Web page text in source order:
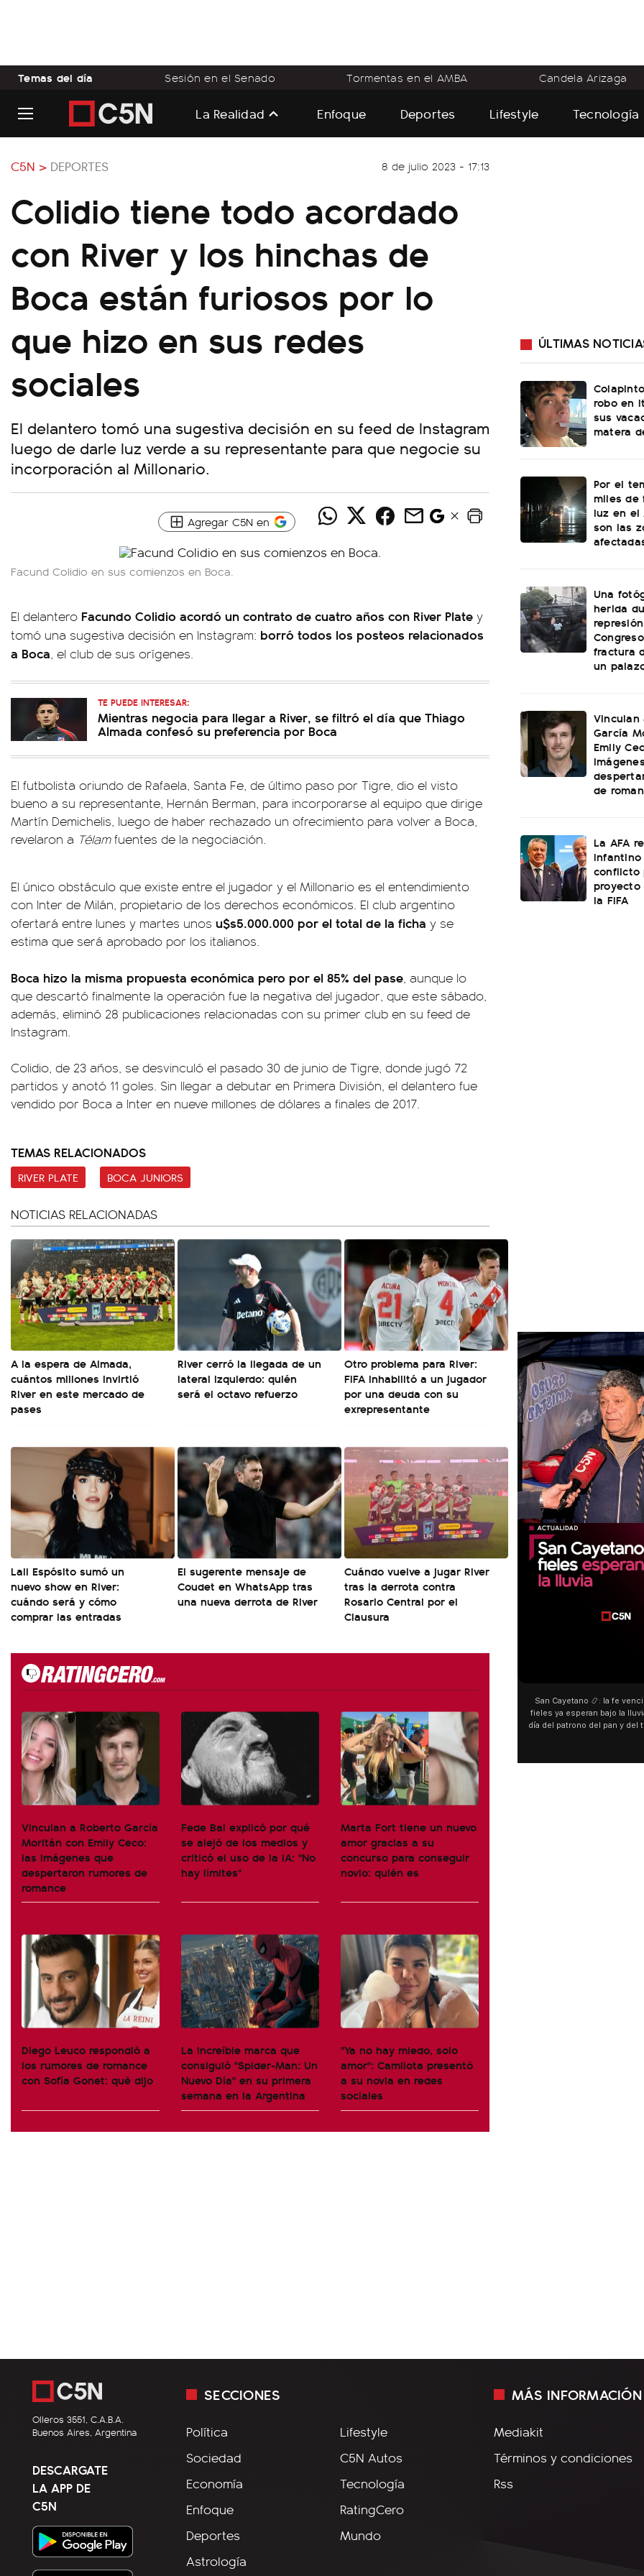
Temas del día Sesión en el Senado Tormentas en el AMBA Candela Arizaga
La Realidad Enfoque Deportes Lifestyle Tecnología
C5N > DEPORTES 8 de julio 2023 - 17:13
Colidio tiene todo acordado
con River y los hinchas de
Boca están furiosos por lo
que hizo en sus redes
sociales
El delantero tomó una sugestiva decisión en su feed de Instagram
luego de darle luz verde a su representante para que negocie su
incorporación al Millonario.
Agregar C5N en
Facund Colidio en sus comienzos en Boca.
El delantero Facundo Colidio acordó un contrato de cuatro años con River Plate y
tomó una sugestiva decisión en Instagram: borró todos los posteos relacionados
a Boca, el club de sus orígenes.
TE PUEDE INTERESAR:
Mientras negocia para llegar a River, se filtró el día que Thiago
Almada confesó su preferencia por Boca
El futbolista oriundo de Rafaela, Santa Fe, de último paso por Tigre, dio el visto
bueno a su representante, Hernán Berman, para incorporarse al equipo que dirige
Martín Demichelis, luego de haber rechazado un ofrecimiento para volver a Boca,
revelaron a Télamfuentes de la negociación.
El único obstáculo que existe entre el jugador y el Millonario es el entendimiento
con Inter de Milán, propietario de los derechos económicos. El club argentino
ofertará entre lunes y martes unos u$s5.000.000 por el total de la ficha y se
estima que será aprobado por los italianos.
Boca hizo la misma propuesta económica pero por el 85% del pase, aunque lo
que descartó finalmente la operación fue la negativa del jugador, que este sábado,
además, eliminó 28 publicaciones relacionadas con su primer club en su feed de
Instagram.
Colidio, de 23 años, se desvinculó el pasado 30 de junio de Tigre, donde jugó 72
partidos y anotó 11 goles. Sin llegar a debutar en Primera División, el delantero fue
vendido por Boca a Inter en nueve millones de dólares a finales de 2017.
TEMAS RELACIONADOS
RIVER PLATE BOCA JUNIORS
NOTICIAS RELACIONADAS
A la espera de Almada,
cuántos millones invirtió
River en este mercado de
pases
River cerró la llegada de un
lateral izquierdo: quién
será el octavo refuerzo
Otro problema para River:
FIFA inhabilitó a un jugador
por una deuda con su
exrepresentante
Lali Espósito sumó un
nuevo show en River:
cuándo será y cómo
comprar las entradas
El sugerente mensaje de
Coudet en WhatsApp tras
una nueva derrota de River
Cuándo vuelve a jugar River
tras la derrota contra
Rosario Central por el
Clausura
Vinculan a Roberto García
Moritán con Emily Ceco:
las imágenes que
despertaron rumores de
romance
Fede Bal explicó por qué
se alejó de los medios y
criticó el uso de la IA: "No
hay límites"
Marta Fort tiene un nuevo
amor gracias a su
concurso para conseguir
novio: quién es
Diego Leuco respondió a
los rumores de romance
con Sofía Gonet: qué dijo
La increíble marca que
consiguió "Spider-Man: Un
Nuevo Día" en su primera
semana en la Argentina
"Ya no hay miedo, solo
amor": Camilota presentó
a su novia en redes
sociales
ÚLTIMAS
robo en
sus
matera
Por el
miles de
luz en el
son las
Una
herida
fractura
un
Vinculan
García
Emily
de
La AFA
conflicto
proyecto
la FIFA
San Cayetano 📿: la fe venció
fieles ya esperan bajo la lluvia
día del patrono del pan y del
y pedir. 🎙️
Olleros 3551, C.A.B.A.
Buenos Aires, Argentina
DESCARGATE
LA APP DE
C5N
SECCIONES
Política
Sociedad
Economía
Enfoque
Deportes
Astrología
Lifestyle
C5N Autos
Tecnología
RatingCero
Mundo
MÁS INFORMACIÓN
Mediakit
Términos y condiciones
Rss